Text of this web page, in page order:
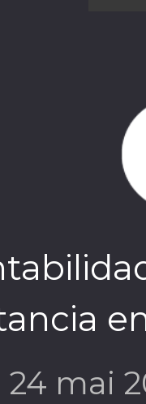
24 mai